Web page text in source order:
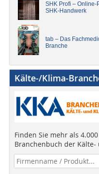
SHK Profi – Online-
SHK-Handwerk
tab – Das
Branche
Kälte-/Klima-
Finden Sie mehr als
Branchenbuch der